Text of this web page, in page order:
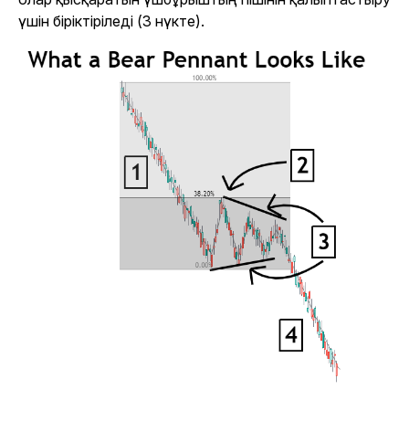
үшін біріктіріледі (3 нүкте).